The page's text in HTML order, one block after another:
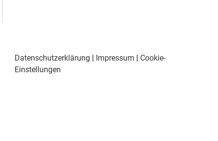
Datenschutzerklärung Impressum
Cookie-
Einstellungen